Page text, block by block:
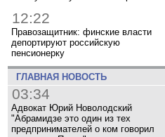
12:22
Правозащитник: финские власти
депортируют российскую
пенсионерку
ГЛАВНАЯ НОВОСТЬ
03:34
Адвокат Юрий Новолодский
"Абрамидзе это один из тех
предпринимателей о ком говорил